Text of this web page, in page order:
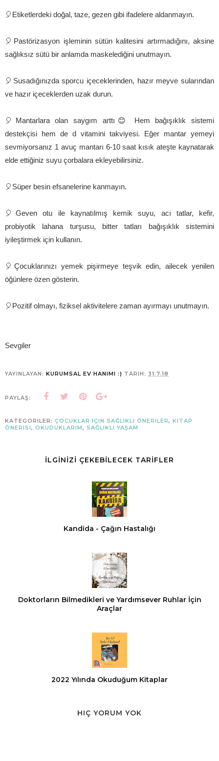
🎈Etiketlerdeki doğal, taze, gezen gibi ifadelere aldanmayın.
🎈Pastörizasyon işleminin sütün kalitesini artırmadığını, aksine
sağlıksız sütü bir anlamda maskelediğini unutmayın.
🎈Susadığınızda sporcu içeceklerinden, hazır meyve sularından
ve hazır içeceklerden uzak durun.
🎈Mantarlara olan saygım arttı😊 Hem bağışıklık sistemi
destekçisi hem de d vitamini takviyesi. Eğer mantar yemeyi
sevmiyorsanız 1 avuç mantarı 6-10 saat kısık ateşte kaynatarak
elde ettiğiniz suyu çorbalara ekleyebilirsiniz.
🎈Süper besin efsanelerine kanmayın.
🎈Geven otu ile kaynatılmış kemik suyu, acı tatlar, kefir,
probiyotik lahana turşusu, bitter tatları bağışıklık sistemini
iyileştirmek için kullanın.
🎈Çocuklarınızı yemek pişirmeye teşvik edin, ailecek yenilen
öğünlere özen gösterin.
🎈Pozitif olmayı, fiziksel aktivitelere zaman ayırmayı unutmayın.
Sevgiler
YAYINLAYAN: KURUMSAL EV HANIMI :) TARIH: 31.7.18
PAYLAŞ:
KATEGORILER: ÇOCUKLAR IÇIN SAĞLIKLI ÖNERILER, KITAP
ÖNERISI, OKUDUKLARIM, SAĞLIKLI YAŞAM
İLGİNİZİ ÇEKEBİLECEK TARİFLER
Kandida - Çağın Hastalığı
Doktorların Bilmedikleri ve Yardımsever Ruhlar İçin
Araçlar
2022 Yılında Okuduğum Kitaplar
HIÇ YORUM YOK